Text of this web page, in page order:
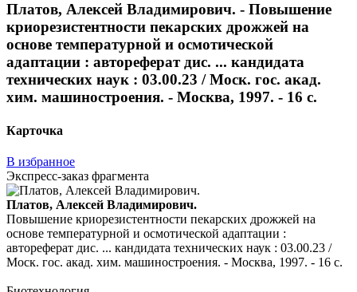
Платов, Алексей Владимирович. - Повышение
криорезистентности пекарских дрожжей на
основе температурной и осмотической
адаптации : автореферат дис. ... кандидата
технических наук : 03.00.23 / Моск. гос. акад.
хим. машиностроения. - Москва, 1997. - 16 с.
Карточка
В избранное
Экспресс-заказ фрагмента
Платов, Алексей Владимирович.
Повышение криорезистентности пекарских дрожжей на
основе температурной и осмотической адаптации :
автореферат дис. ... кандидата технических наук : 03.00.23 /
Моск. гос. акад. хим. машиностроения. - Москва, 1997. - 16 с.